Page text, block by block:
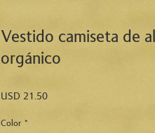
Vestido camiseta de
orgánico
USD 21.50Precio
Color *